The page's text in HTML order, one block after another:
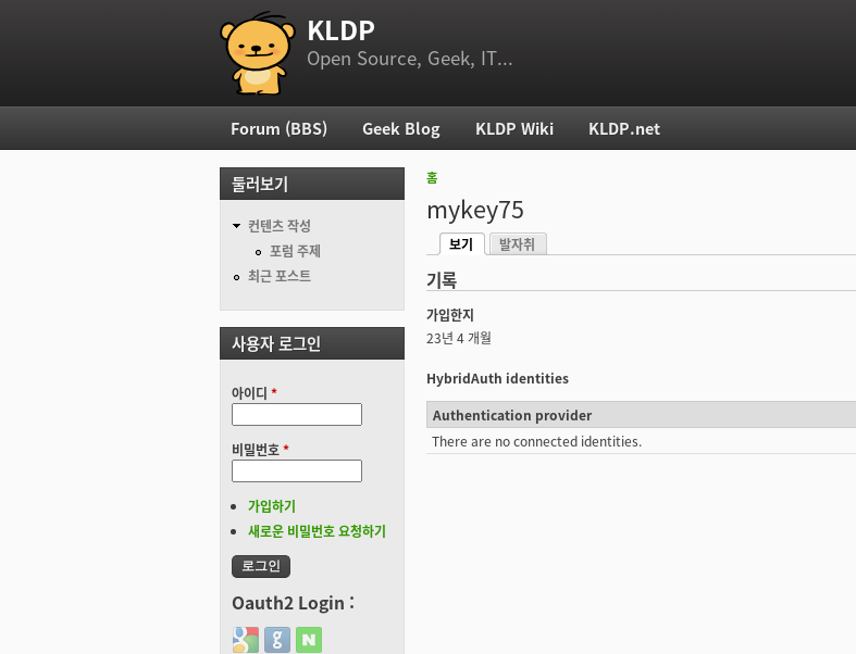
부 메뉴 KLDP
Open Source, Geek, IT...
현재 위치
홈
mykey75
기본탭
보기
발자취
기록
가입한지
23년 4 개월
HybridAuth identities
Authentication provider
There are no connected identities.
주 메뉴
Forum (BBS) Geek Blog KLDP Wiki KLDP.net
둘러보기
컨텐츠 작성
포럼 주제
최근 포스트
사용자 로그인
아이디 *
비밀번호*
가입하기
새로운 비밀번호 요청하기
Oauth2 Login :
Login with Google
Login with GitHub
Login with Naver